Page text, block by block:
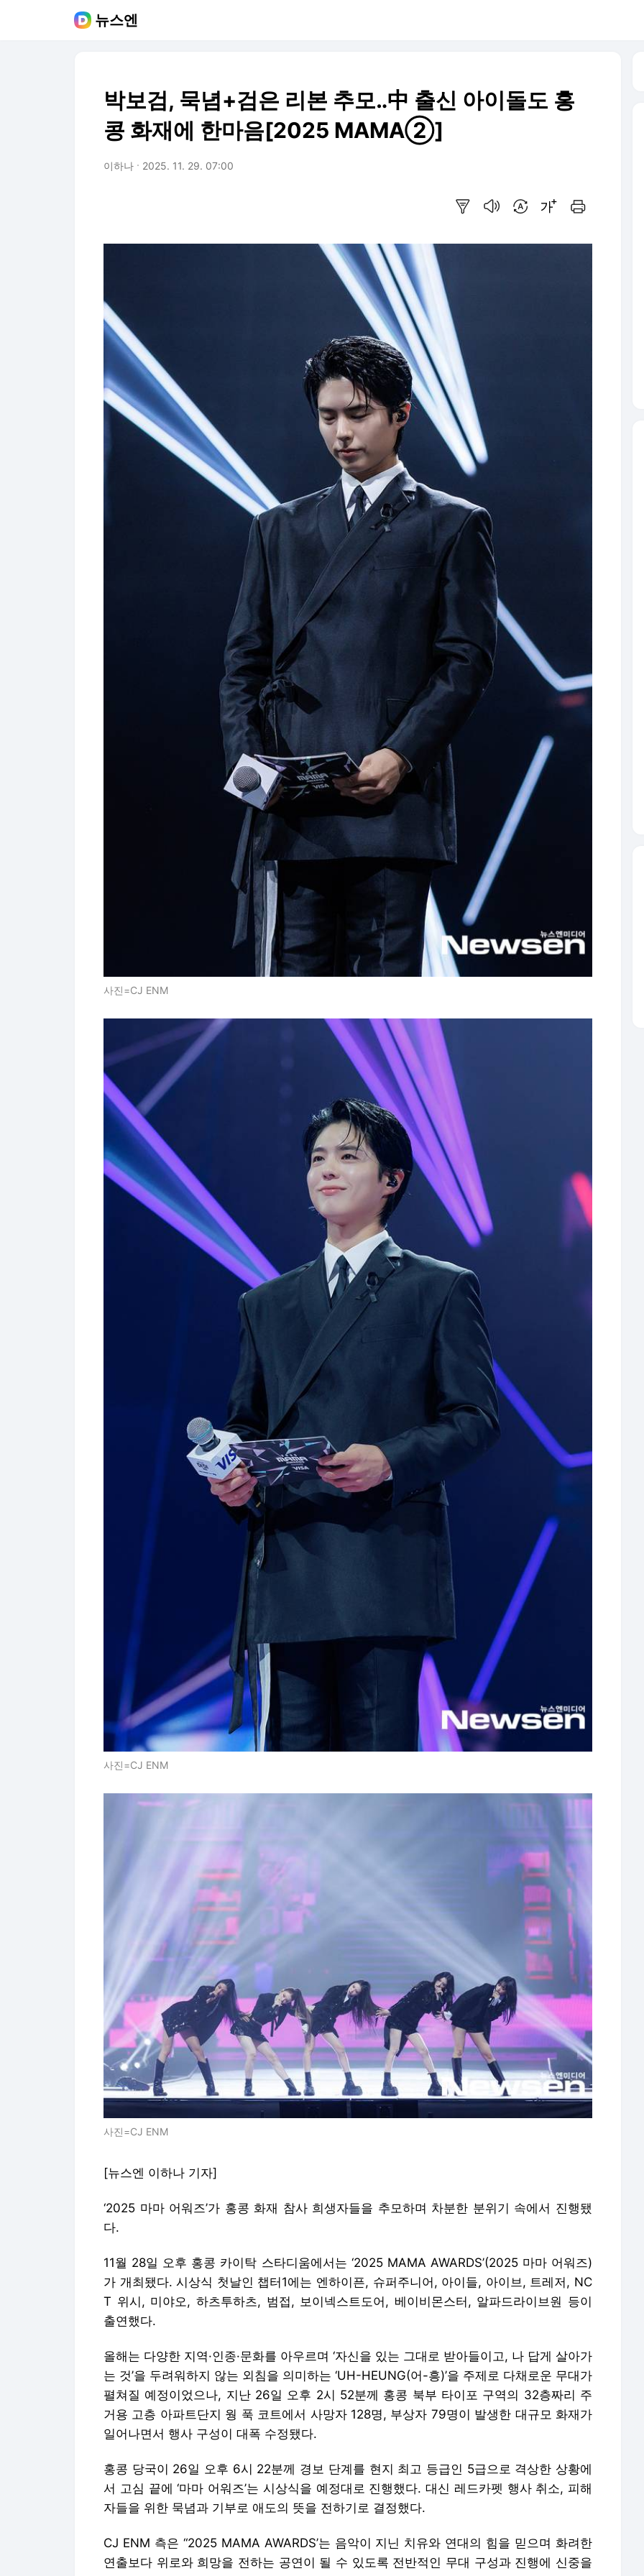
뉴스엔
박보검, 묵념+검은 리본 추모‥中 출신 아이돌도 홍
콩 화재에 한마음[2025 MAMA②]
이하나 2025. 11. 29. 07:00
사진=CJ ENM
사진=CJ ENM
사진=CJ ENM
[뉴스엔 이하나 기자]
‘2025 마마 어워즈’가 홍콩 화재 참사 희생자들을 추모하며 차분한 분위기 속에서 진행됐
다.
11월 28일 오후 홍콩 카이탁 스타디움에서는 ‘2025 MAMA AWARDS’(2025 마마 어워즈)
가 개최됐다. 시상식 첫날인 챕터1에는 엔하이픈, 슈퍼주니어, 아이들, 아이브, 트레저, NC
T 위시, 미야오, 하츠투하츠, 범접, 보이넥스트도어, 베이비몬스터, 알파드라이브원 등이
출연했다.
올해는 다양한 지역·인종·문화를 아우르며 ‘자신을 있는 그대로 받아들이고, 나 답게 살아가
는 것’을 두려워하지 않는 외침을 의미하는 ‘UH-HEUNG(어-흥)’을 주제로 다채로운 무대가
펼쳐질 예정이었으나, 지난 26일 오후 2시 52분께 홍콩 북부 타이포 구역의 32층짜리 주
거용 고층 아파트단지 웡 푹 코트에서 사망자 128명, 부상자 79명이 발생한 대규모 화재가
일어나면서 행사 구성이 대폭 수정됐다.
홍콩 당국이 26일 오후 6시 22분께 경보 단계를 현지 최고 등급인 5급으로 격상한 상황에
서 고심 끝에 ‘마마 어워즈’는 시상식을 예정대로 진행했다. 대신 레드카펫 행사 취소, 피해
자들을 위한 묵념과 기부로 애도의 뜻을 전하기로 결정했다.
CJ ENM 측은 “2025 MAMA AWARDS’는 음악이 지닌 치유와 연대의 힘을 믿으며 화려한
연출보다 위로와 희망을 전하는 공연이 될 수 있도록 전반적인 무대 구성과 진행에 신중을